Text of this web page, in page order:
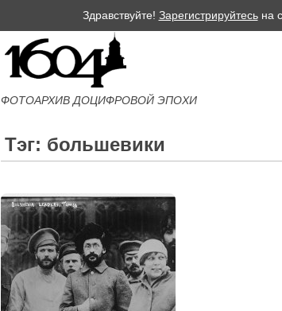
Здравствуйте! Зарегистрируйтесьна
ФОТОАРХИВ ДОЦИФРОВОЙ ЭПОХИ
Тэг: большевики